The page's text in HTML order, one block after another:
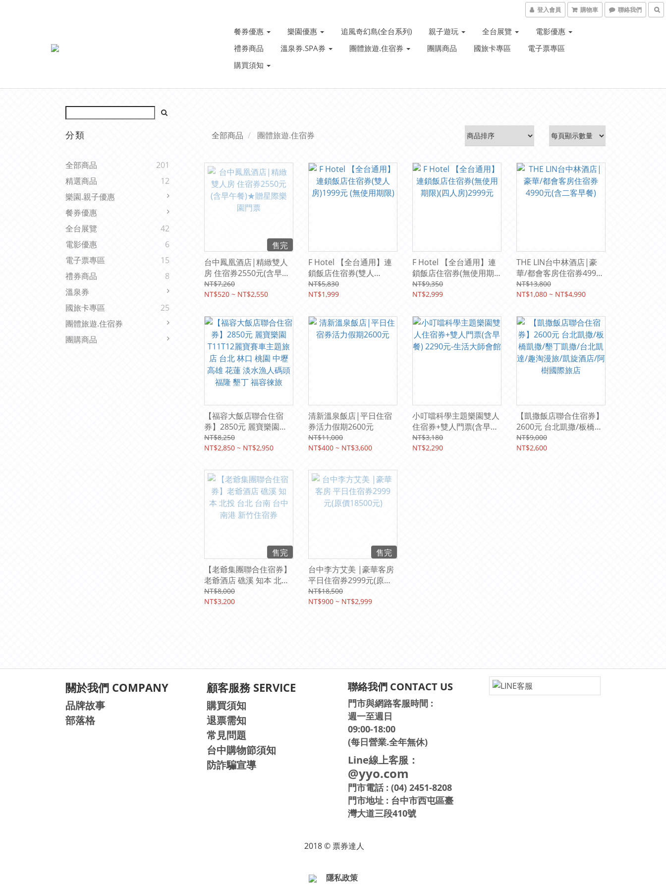
登入會員 購物車 聯絡我們
餐券優惠 樂園優惠 追風奇幻島(全台系列) 親子遊玩 全台展覽
電影優惠
禮券商品
溫泉券.SPA券 團體旅遊.住宿券 團購商品 國旅卡專區
電子票專區
購買須知
分類
全部商品
201
精選商品
12
樂園.親子優惠
餐券優惠
全台展覽
42
電影優惠
6
電子票專區
15
禮券商品
8
溫泉券
國旅卡專區
25
團體旅遊.住宿券
團購商品
全部商品 團體旅遊.住宿券
售完
台中鳳凰酒店|精緻雙人
房 住宿券2550元(含早午
餐)★贈星際樂園門票
NT$7,260
NT$520 ~ NT$2,550
F Hotel 【全台通用】連
鎖飯店住宿券(雙人
房)1999元 (無使用期限)
NT$5,830
NT$1,999
F Hotel 【全台通用】連
鎖飯店住宿券(無使用期
限)(四人房)2999元
NT$9,350
NT$2,999
THE LIN台中林酒店|豪
華/都會客房住宿券4990
元(含二客早餐)
NT$13,800
NT$1,080 ~ NT$4,990
【福容大飯店聯合住宿
券】2850元 麗寶樂園
T11T12麗寶賽車主題旅
店 台北 林口 桃園 中壢 高
隆 墾丁 福容徠旅
NT$8,250
NT$2,850 ~ NT$2,950
清新溫泉飯店|平日住宿
券活力假期2600元
NT$11,000
NT$400 ~ NT$3,600
小叮噹科學主題樂園雙人
住宿券+雙人門票(含早餐)
2290元-生活大師會館
NT$3,180
NT$2,290
【凱撒飯店聯合住宿券】
2600元 台北凱撒/板橋凱
撒/墾丁凱撒/台北凱達/趣
淘漫旅/凱旋酒店/阿樹國
NT$9,000
NT$2,600
售完
【老爺集團聯合住宿券】
老爺酒店 礁溪 知本 北投
台北 台南 台中 南港 新竹
住宿券
NT$8,000
NT$3,200
售完
台中李方艾美 |豪華客房
平日住宿券2999元(原價
18500元)
NT$18,500
NT$900 ~ NT$2,999
關於我們 COMPANY
品牌故事
部落格
顧客服務 SERVICE
購買須知
退票需知
常見問題
台中購物節須知
防詐騙宣導
聯絡我們 CONTACT US
門市與網路客服時間 :
週一至週日
09:00-18:00
(每日營業.全年無休)
Line線上客服：
@yyo.com
門市電話 : (04) 2451-8208
門市地址 : 台中市西屯區臺
灣大道三段410號
2018 © 票券達人
隱私政策